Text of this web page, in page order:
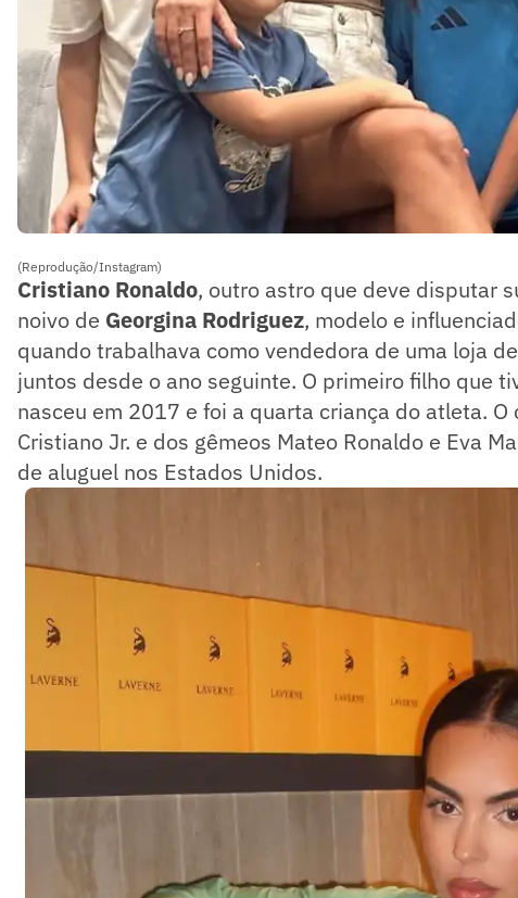
(Reprodução/Instagram)
Cristiano Ronaldo, outro astro que deve disputar
noivo de Georgina Rodriguez, modelo e
quando trabalhava como vendedora de uma loja
juntos desde o ano seguinte. O primeiro filho que
nasceu em 2017 e foi a quarta criança do atleta. O
Cristiano Jr. e dos gêmeos Mateo Ronaldo e Eva
de aluguel nos Estados Unidos.